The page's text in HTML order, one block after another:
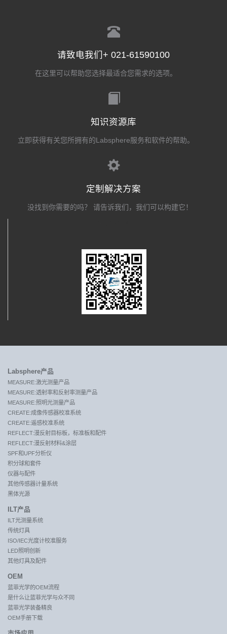
请致电我们+ 021-61590100
在这里可以帮助您选择最适合您需求的选项。
知识资源库
立即获得有关您所拥有的Labsphere服务和软件的帮助。
定制解决方案
没找到你需要的吗？ 请告诉我们，我们可以构建它！
Labsphere产品
MEASURE:激光测量产品
MEASURE:透射率和反射率测量产品
MEASURE:照明光测量产品
CREATE:成像传感器校准系统
CREATE:遥感校准系统
REFLECT:漫反射目标板，标准板和配件
REFLECT:漫反射材料&涂层
SPF和UPF分析仪
积分球和套件
仪器与配件
其他传感器计量系统
黑体光源
ILT产品
ILT光测量系统
传统灯具
ISO/IEC光度计校准服务
LED照明创新
其他灯具及配件
OEM
蓝菲光学的OEM流程
是什么让蓝菲光学与众不同
蓝菲光学装备精良
OEM手册下载